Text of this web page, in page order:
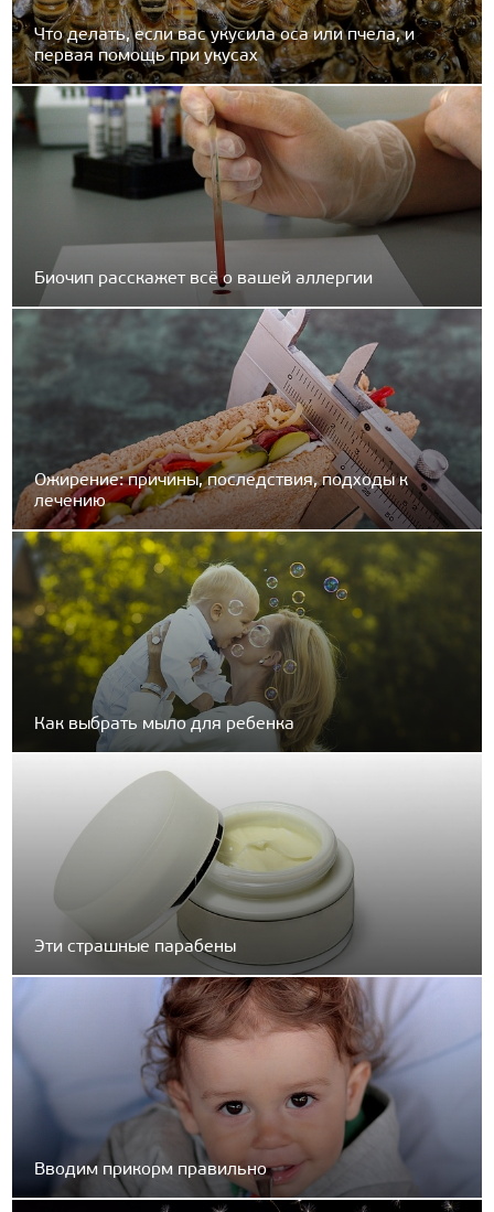
Что делать, если вас укусила оса или пчела, и
первая помощь при укусах
Биочип расскажет всё о вашей аллергии
Ожирение: причины, последствия, подходы к
лечению
Как выбрать мыло для ребенка
Эти страшные парабены
Вводим прикорм правильно